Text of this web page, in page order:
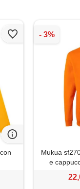
Mukua
e
taglia xl,